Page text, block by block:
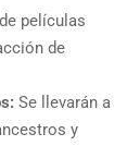
películas
de
Se llevarán a
y